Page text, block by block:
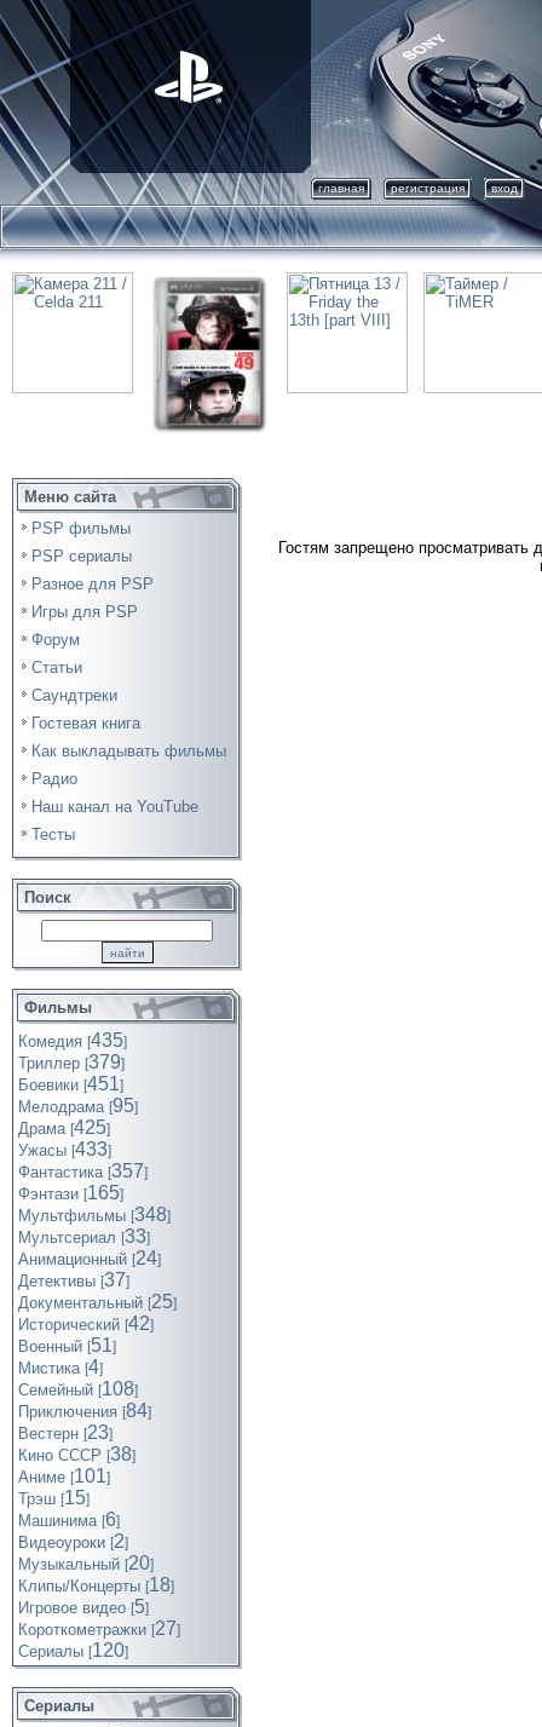
главная регистрация вход
Меню сайта
PSP фильмы
PSP сериалы
Разное для PSP
Игры для PSP
Форум
Статьи
Саундтреки
Гостевая книга
Как выкладывать фильмы
Радио
Наш канал на YouTube
Тесты
Поиск
Фильмы
Комедия [435]
Триллер [379]
Боевики [451]
Мелодрама [95]
Драма [425]
Ужасы [433]
Фантастика [357]
Фэнтази [165]
Мультфильмы [348]
Мультсериал [33]
Анимационный [24]
Детективы [37]
Документальный [25]
Исторический [42]
Военный [51]
Мистика [4]
Семейный [108]
Приключения [84]
Вестерн [23]
Кино СССР [38]
Аниме [101]
Трэш [15]
Машинима [6]
Видеоуроки [2]
Музыкальный [20]
Клипы/Концерты [18]
Игровое видео [5]
Короткометражки [27]
Cериалы [120]
Сериалы
Гостям запрещено просматривать